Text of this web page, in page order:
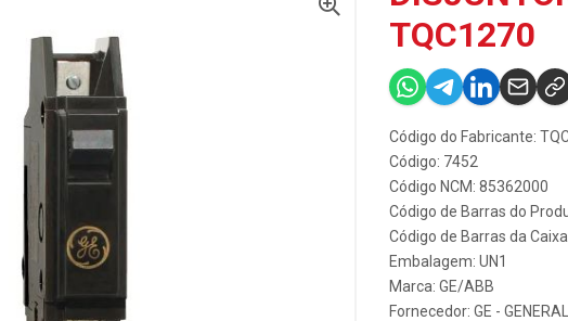
TQC1270
Código do Fabricante:
Código: 7452
Código NCM: 85362000
Código de Barras do
Código de Barras da
Embalagem: UN1
Marca: GE/ABB
Fornecedor: GE -